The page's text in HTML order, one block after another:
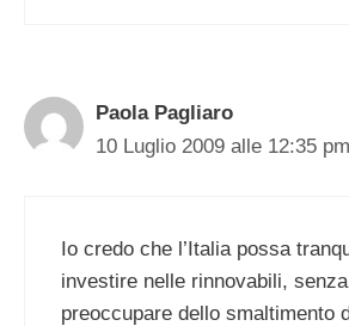
Paola Pagliaro
10 Luglio 2009 alle 12:35 pm
Io credo che l’Italia possa
investire nelle rinnovabili,
preoccupare dello smaltimento